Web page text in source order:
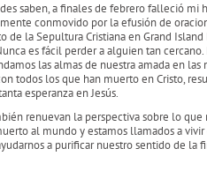
saben, a finales de febrero falleció mi
conmovido por la efusión de
de la Sepultura Cristiana en Grand
es fácil perder a alguien tan
las almas de nuestra amada en
todos los que han muerto en Cristo,
esperanza en Jesús.
renuevan la perspectiva sobre lo
al mundo y estamos llamados a
a purificar nuestro sentido de la